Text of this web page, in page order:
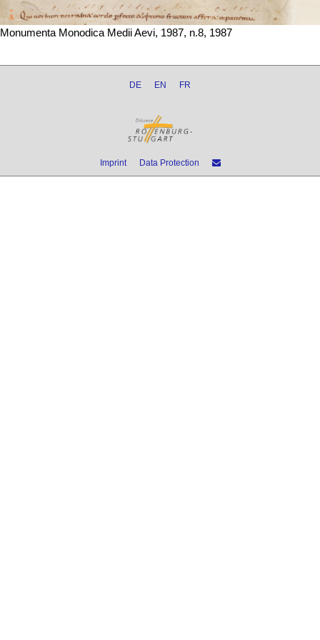
Monumenta Monodica Medii Aevi, 1987, n.8, 1987
DE EN FR
Imprint Data Protection